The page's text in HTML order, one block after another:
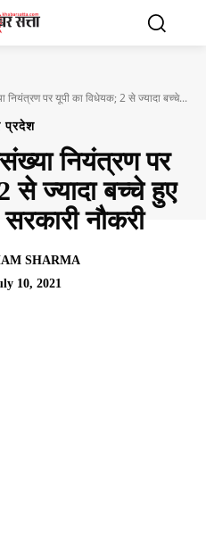
नियंत्रण पर यूपी का विधेयक; 2 से ज्यादा बच्चे...
प्रदेश
नियंत्रण पर
से ज्यादा बच्चे हुए
नौकरी
SHARMA
10, 2021